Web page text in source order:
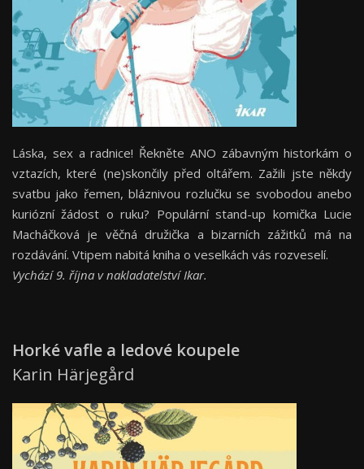
Láska, sex a radnice! Řekněte ANO zábavným historkám o
vztazích, které (ne)skončily před oltářem. Zažili jste někdy
svatbu jako řemen, bláznivou rozlučku se svobodou anebo
kuriózní žádost o ruku? Populární stand-up komička Lucie
Macháčková je věčná družička a bizarních zážitků má na
rozdávání. Vtipem nabitá kniha o veselkách vás rozveselí.
Vychází 9. října v nakladatelství Ikar.
Horké vafle a ledové koupele
Karin Härjegård